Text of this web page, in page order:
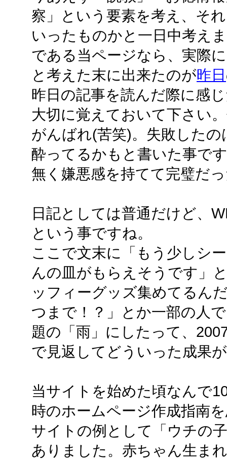
察」という要素を考え、そ
いったものかと一日中考え
である当ページなら、実際
と考えた末に出来たのが昨日
昨日の記事を読んだ際に感
大切に覚えておいて下さい
がんばれ(苦笑)。失敗した
酔ってるかもと書いた事で
無く嫌悪感を持てて完璧だ
日記としては普通だけど、
という事ですね。
ここで文末に「もう少しシ
んの皿がもらえそうです」
ッフィーグッズ集めてるん
つまで！？」とか一部の人
題の「雨」にしたって、
で見返してどういった成果
当サイトを始めた頃なんで
時のホームページ作成指南
サイトの例として「ウチの
ありました。赤ちゃん生ま